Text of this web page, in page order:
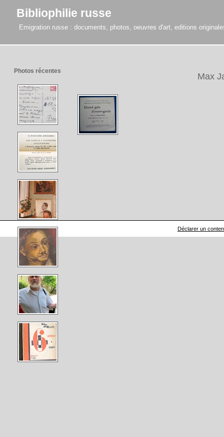
Bibliophilie russe
Emigration russe : documents, photos, oeuvres d'art, editions
Max
Photos récentes
Déclarer un